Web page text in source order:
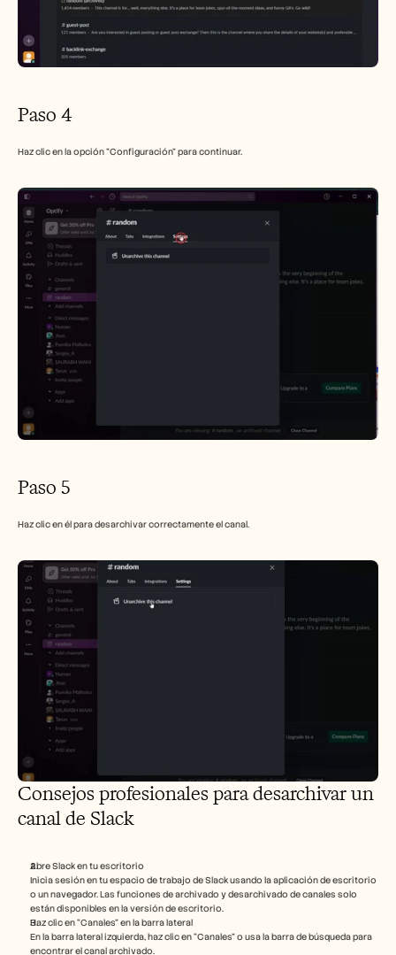
Paso 4
Haz clic en la opción "Configuración" para continuar.
Paso 5
Haz clic en él para desarchivar correctamente el canal.
Consejos profesionales para desarchivar un
canal de Slack
Abre Slack en tu escritorio
Inicia sesión en tu espacio de trabajo de Slack usando la aplicación de escritorio
o un navegador. Las funciones de archivado y desarchivado de canales solo
están disponibles en la versión de escritorio.
Haz clic en “Canales” en la barra lateral
En la barra lateral izquierda, haz clic en “Canales” o usa la barra de búsqueda para
encontrar el canal archivado.